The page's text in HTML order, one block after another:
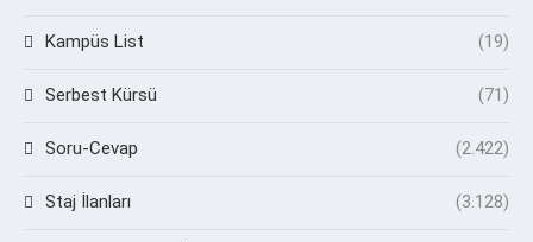
Kampüs List (19)
Serbest Kürsü (71)
Soru-Cevap (2.422)
Staj İlanları (3.128)